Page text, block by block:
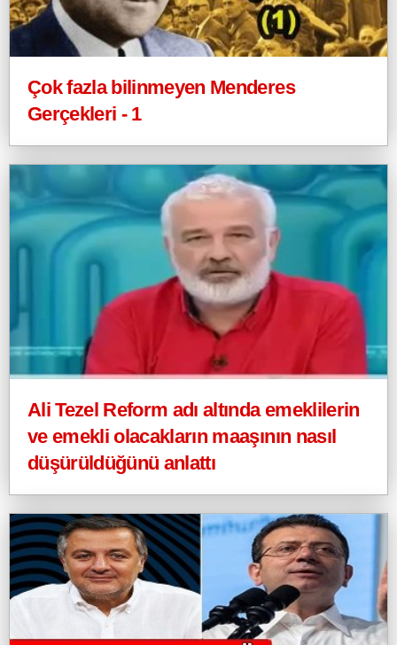
Çok fazla bilinmeyen Menderes
Gerçekleri - 1
Ali Tezel Reform adı altında emeklilerin
ve emekli olacakların maaşının nasıl
düşürüldüğünü anlattı